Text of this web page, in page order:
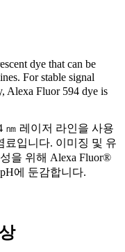
dye that can be
For stable signal
Alexa Fluor 594 dye is
㎚ 레이저 라인을 사용
료입니다. 이미징 및 유
을 위해 Alexa Fluor®
에 둔감합니다.